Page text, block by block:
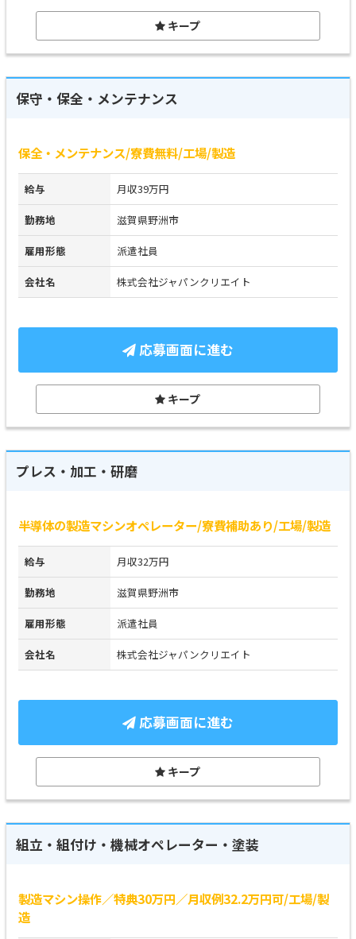
キープ
保守・保全・メンテナンス
保全・メンテナンス/寮費無料/工場/製造
給与 月収39万円
勤務地 滋賀県野洲市
雇用形態 派遣社員
会社名 株式会社ジャパンクリエイト
応募画面に進む
キープ
プレス・加工・研磨
半導体の製造マシンオペレーター/寮費補助あり/工場/製造
給与 月収32万円
勤務地 滋賀県野洲市
雇用形態 派遣社員
会社名 株式会社ジャパンクリエイト
応募画面に進む
キープ
組立・組付け・機械オペレーター・塗装
製造マシン操作／特典30万円／月収例32.2万円可/工場/製
造